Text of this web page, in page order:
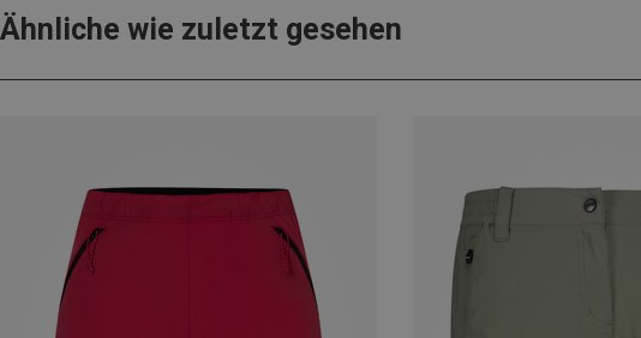
Ähnliche wie zuletzt gesehen